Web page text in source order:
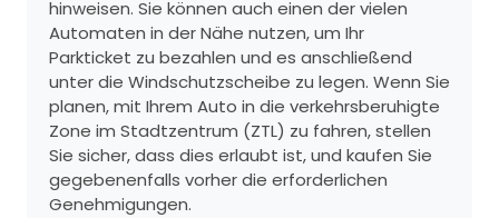
hinweisen. Sie können auch einen der vielen
Automaten in der Nähe nutzen, um Ihr
Parkticket zu bezahlen und es anschließend
unter die Windschutzscheibe zu legen. Wenn Sie
planen, mit Ihrem Auto in die verkehrsberuhigte
Zone im Stadtzentrum (ZTL) zu fahren, stellen
Sie sicher, dass dies erlaubt ist, und kaufen Sie
gegebenenfalls vorher die erforderlichen
Genehmigungen.